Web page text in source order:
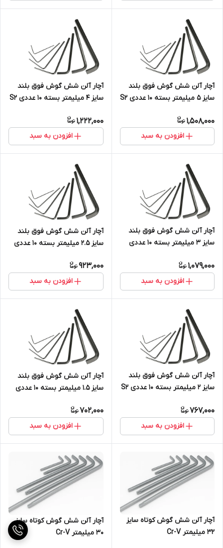
آچار آلن شش گوش فوق بلند
سایز 5 میلیمتر بسته 10 عددی S2
1,508,000
افزودن به سبد
آچار آلن شش گوش فوق بلند
سایز 4 میلیمتر بسته 10 عددی S2
1,222,000
افزودن به سبد
آچار آلن شش گوش فوق بلند
سایز 3 میلیمتر بسته 10 عددی
1,079,000
افزودن به سبد
آچار آلن شش گوش فوق بلند
سایز 2.5 میلیمتر بسته 10 عددی
923,000
افزودن به سبد
آچار آلن شش گوش فوق بلند
سایز 2 میلیمتر بسته 10 عددی S2
767,000
افزودن به سبد
آچار آلن شش گوش فوق بلند
سایز 1.5 میلیمتر بسته 10 عددی
702,000
افزودن به سبد
آچار آلن شش گوش کوتاه سایز
32 میلیمتر Cr-V
آچار آلن شش گوش کوتاه سایز
30 میلیمتر Cr-V